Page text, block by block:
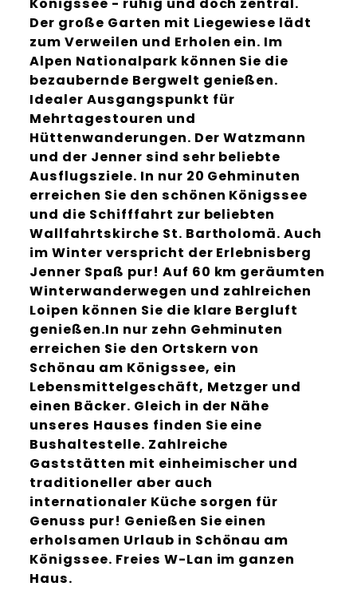
Königssee - ruhig und doch zentral.
Der große Garten mit Liegewiese lädt
zum Verweilen und Erholen ein. Im
Alpen Nationalpark können Sie die
bezaubernde Bergwelt genießen.
Idealer Ausgangspunkt für
Mehrtagestouren und
Hüttenwanderungen. Der Watzmann
und der Jenner sind sehr beliebte
Ausflugsziele. In nur 20 Gehminuten
erreichen Sie den schönen Königssee
und die Schifffahrt zur beliebten
Wallfahrtskirche St. Bartholomä. Auch
im Winter verspricht der Erlebnisberg
Jenner Spaß pur! Auf 60 km geräumten
Winterwanderwegen und zahlreichen
Loipen können Sie die klare Bergluft
genießen.In nur zehn Gehminuten
erreichen Sie den Ortskern von
Schönau am Königssee, ein
Lebensmittelgeschäft, Metzger und
einen Bäcker. Gleich in der Nähe
unseres Hauses finden Sie eine
Bushaltestelle. Zahlreiche
Gaststätten mit einheimischer und
traditioneller aber auch
internationaler Küche sorgen für
Genuss pur! Genießen Sie einen
erholsamen Urlaub in Schönau am
Königssee. Freies W-Lan im ganzen
Haus.